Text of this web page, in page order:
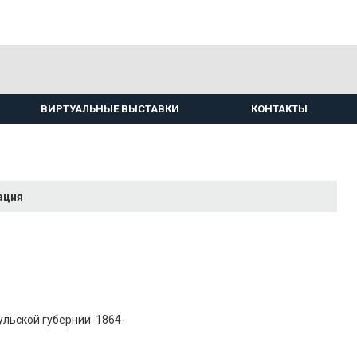
ВИРТУАЛЬНЫЕ ВЫСТАВКИ КОНТАКТЫ
губернии. 1864-